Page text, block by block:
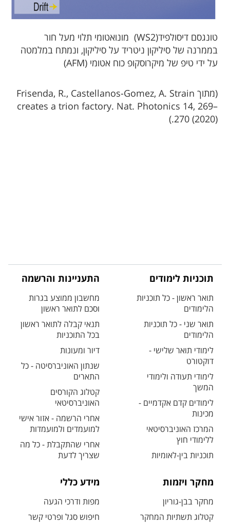
טונגסם דיסולפיד(WS2) מונואטומי תלוי מעל חור
בממרנה של סיליקון ניטריד על סיליקון, ונמתח במלמטה
על ידי טיפ של מיקרוסקופ כוח אטומי (AFM)
(מתוך Frisenda, R., Castellanos-Gomez, A. Strain
creates a trion factory. Nat. Photonics 14, 269–
270 (2020).)​​
תוכניות לימודים
תואר ראשון - כל תוכניות
הלימודים
תואר שני - כל תוכניות
הלימודים
לימודי תואר שלישי -
דוקטורט
לימודי תעודה ולימודי
המשך
לימודים קדם אקדמיים -
מכינות
המרכז האוניברסיטאי
ללימודי חוץ
תוכניות בין-לאומיות
התעניינות והרשמה
מחשבון ממוצע בגרות
וסכם לתואר ראשון
תנאי קבלה לתואר ראשון
בכל התוכניות
דיור ומעונות
שנתון האוניברסיטה - כל
התארים
קטלוג הקורסים
האוניברסיטאי
אחרי הרשמה - אזור אישי
למועמדים ולמועמדות
אחרי שהתקבלת - כל מה
שצריך לדעת
מחקר ויזמות
מחקר בבן-גוריון
קטלוג תשתיות המחקר
מידע כללי
מפות ודרכי הגעה
חיפוש סגל ופרטי קשר